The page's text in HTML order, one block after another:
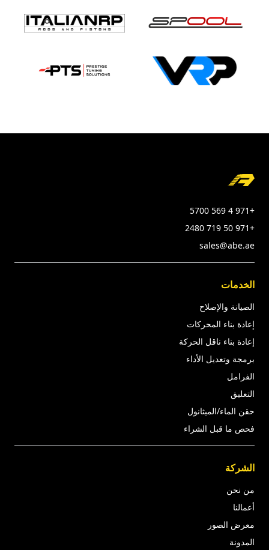
Footer
+971 4 569 5700
+971 50 719 2480
sales@abe.ae
الخدمات
الصيانة والإصلاح
إعادة بناء المحركات
إعادة بناء ناقل الحركة
برمجة وتعديل الأداء
الفرامل
التعليق
حقن الماء/الميثانول
فحص ما قبل الشراء
الشركة
من نحن
أعمالنا
معرض الصور
المدونة